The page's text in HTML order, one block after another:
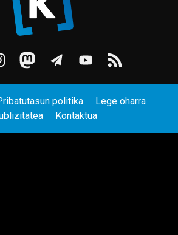
politika
Lege oharra
Kontaktua